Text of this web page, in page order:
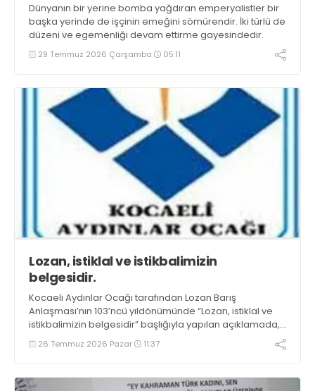
Dünyanın bir yerine bomba yağdıran emperyalistler bir
başka yerinde de işçinin emeğini sömürendir. İki türlü de
düzeni ve egemenliği devam ettirme gayesindedir.
29 Temmuz 2026 Çarşamba 05:11
Lozan, istiklal ve istikbalimizin
belgesidir.
Kocaeli Aydınlar Ocağı tarafından Lozan Barış
Anlaşması’nın 103’ncü yıldönümünde “Lozan, istiklal ve
istikbalimizin belgesidir” başlığıyla yapılan açıklamada,
“Lozan’ın ruhu, milletimizin bağımsızlık iradesinde
yaşamaya devam edecektir” denildi
26 Temmuz 2026 Pazar 11:37